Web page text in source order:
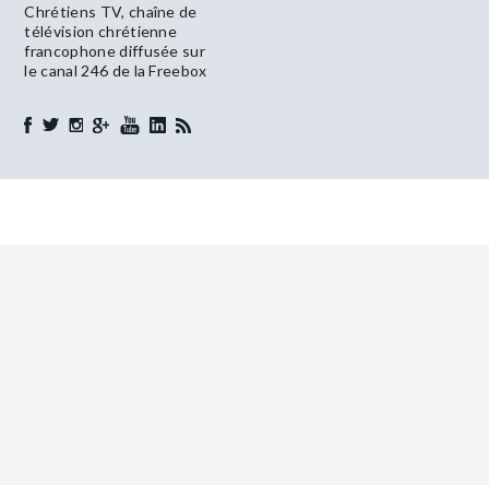
Chrétiens TV, chaîne de
télévision chrétienne
francophone diffusée sur
le canal 246 de la Freebox